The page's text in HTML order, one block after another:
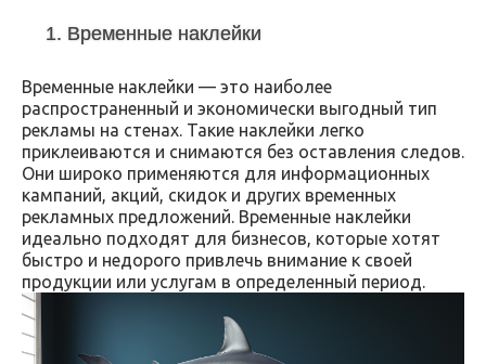
1. Временные наклейки
Временные наклейки — это наиболее
распространенный и экономически выгодный тип
рекламы на стенах. Такие наклейки легко
приклеиваются и снимаются без оставления следов.
Они широко применяются для информационных
кампаний, акций, скидок и других временных
рекламных предложений. Временные наклейки
идеально подходят для бизнесов, которые хотят
быстро и недорого привлечь внимание к своей
продукции или услугам в определенный период.